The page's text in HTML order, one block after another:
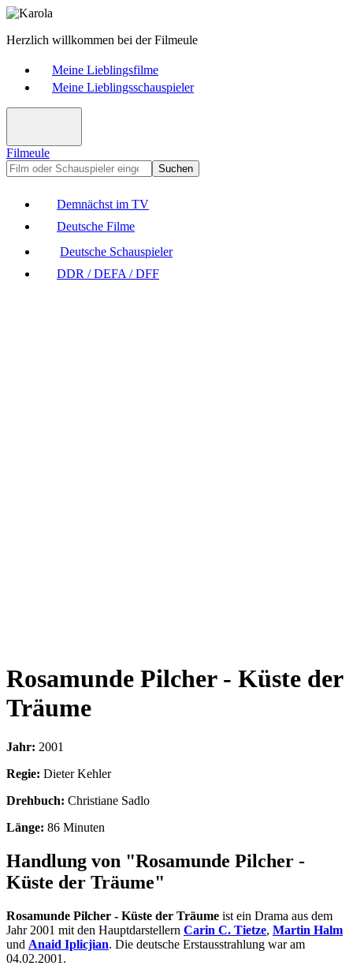
Herzlich willkommen bei der Filmeule
Meine Lieblingsfilme
Meine Lieblingsschauspieler
Filmeule
Suchen
Demnächst im TV
Deutsche Filme
Deutsche Schauspieler
DDR / DEFA / DFF
Rosamunde Pilcher - Küste der
Träume
Jahr: 2001
Regie: Dieter Kehler
Drehbuch: Christiane Sadlo
Länge: 86 Minuten
Handlung von "Rosamunde Pilcher -
Küste der Träume"
Rosamunde Pilcher - Küste der Träume ist ein Drama aus dem
Jahr 2001 mit den Hauptdarstellern Carin C. Tietze, Martin Halm
und Anaid Iplicjian. Die deutsche Erstausstrahlung war am
04.02.2001.